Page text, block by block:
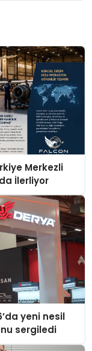
Merkezli
İlerliyor
yeni nesil
sergiledi